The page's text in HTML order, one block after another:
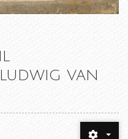
LUDWIG VAN